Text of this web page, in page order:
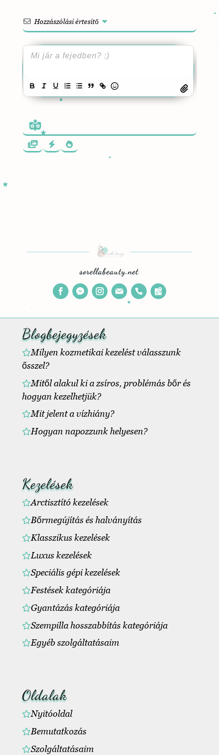
Hozzászólási értesítő
sorellabeauty.net
Blogbejegyzések
Milyen kozmetikai kezelést válasszunk
ősszel?
Mitől alakul ki a zsíros, problémás bőr és
hogyan kezelhetjük?
Mit jelent a vízhiány?
Hogyan napozzunk helyesen?
Kezelések
Arctisztító kezelések
Bőrmegújítás és halványítás
Klasszikus kezelések
Luxus kezelések
Speciális gépi kezelések
Festések kategóriája
Gyantázás kategóriája
Szempilla hosszabbítás kategóriája
Egyéb szolgáltatásaim
Oldalak
Nyitóoldal
Bemutatkozás
Szolgáltatásaim